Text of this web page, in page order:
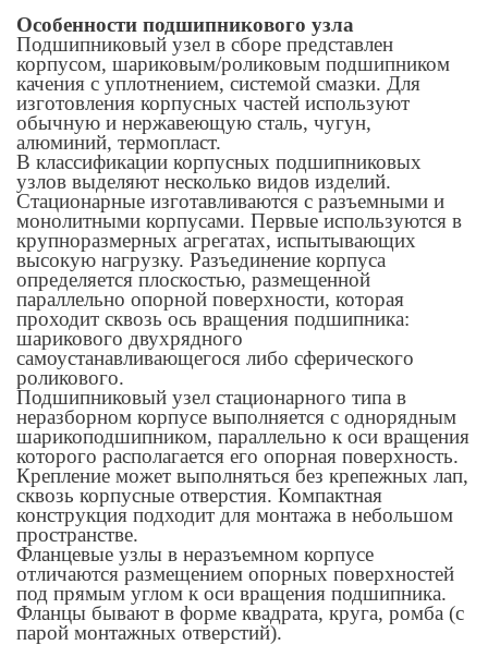
Особенности подшипникового узла
Подшипниковый узел в сборе представлен
корпусом, шариковым/роликовым подшипником
качения с уплотнением, системой смазки. Для
изготовления корпусных частей используют
обычную и нержавеющую сталь, чугун,
алюминий, термопласт.
В классификации корпусных подшипниковых
узлов выделяют несколько видов изделий.
Стационарные изготавливаются с разъемными и
монолитными корпусами. Первые используются в
крупноразмерных агрегатах, испытывающих
высокую нагрузку. Разъединение корпуса
определяется плоскостью, размещенной
параллельно опорной поверхности, которая
проходит сквозь ось вращения подшипника:
шарикового двухрядного
самоустанавливающегося либо сферического
роликового.
Подшипниковый узел стационарного типа в
неразборном корпусе выполняется с однорядным
шарикоподшипником, параллельно к оси вращения
которого располагается его опорная поверхность.
Крепление может выполняться без крепежных лап,
сквозь корпусные отверстия. Компактная
конструкция подходит для монтажа в небольшом
пространстве.
Фланцевые узлы в неразъемном корпусе
отличаются размещением опорных поверхностей
под прямым углом к оси вращения подшипника.
Фланцы бывают в форме квадрата, круга, ромба (с
парой монтажных отверстий).